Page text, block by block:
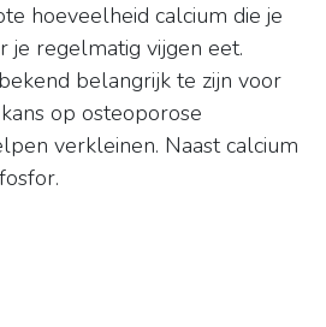
hoeveelheid calcium die je
je regelmatig vijgen eet.
belangrijk te zijn voor
op osteoporose
verkleinen. Naast calcium